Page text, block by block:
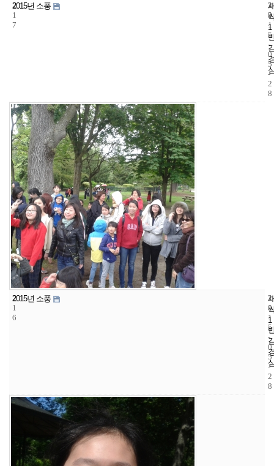
2
1
7
2015년 소풍
1
3
3
2
0
1
5
-
0
5
-
2
8
2
1
6
2015년 소풍
1
2
1
2
0
1
5
-
0
5
-
2
8